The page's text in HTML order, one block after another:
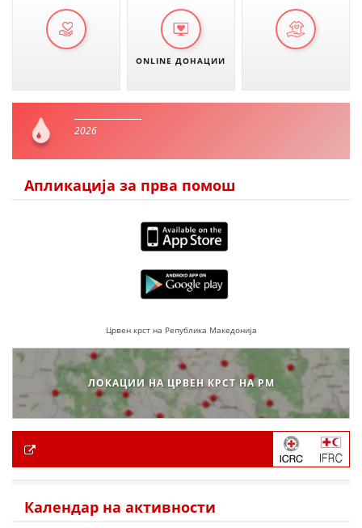
ONLINE ДОНАЦИИ
2026
Апликација за прва помош
Црвен крст на Република Македонија
ЛОКАЦИИ НА ЦРВЕН КРСТ НА РМ
Календар на активности